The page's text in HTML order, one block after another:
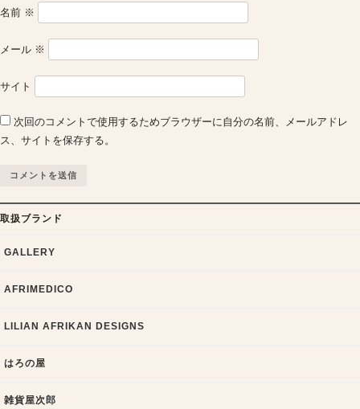
名前 ※
メール ※
サイト
次回のコメントで使用するためブラウザーに自分の名前、メールアドレ
ス、サイトを保存する。
取扱ブランド
GALLERY
AFRIMEDICO
LILIAN AFRIKAN DESIGNS
はろの屋
雑貨屋次郎